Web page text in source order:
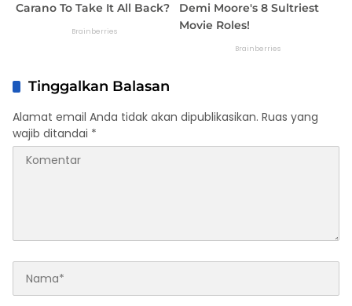
Tinggalkan Balasan
Alamat email Anda tidak akan dipublikasikan. Ruas yang
wajib ditandai *